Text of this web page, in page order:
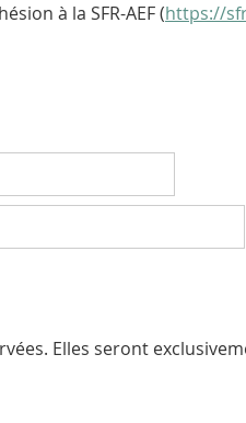
à la SFR-AEF (https://
Elles seront